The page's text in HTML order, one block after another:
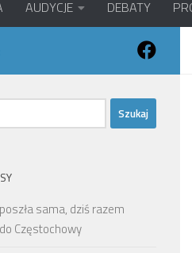
AUDYCJE DEBATY
sama, dziś razem
Częstochowy